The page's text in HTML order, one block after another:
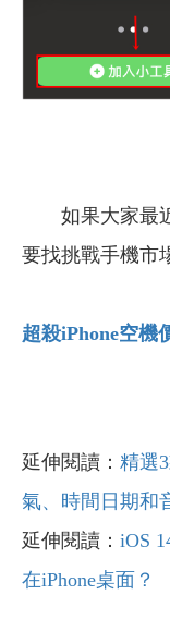
如果大家最近
要找挑戰手機市
超殺iPhone空機
延伸閱讀： 精選
氣、時間日期和
延伸閱讀： iOS
在iPhone桌面？